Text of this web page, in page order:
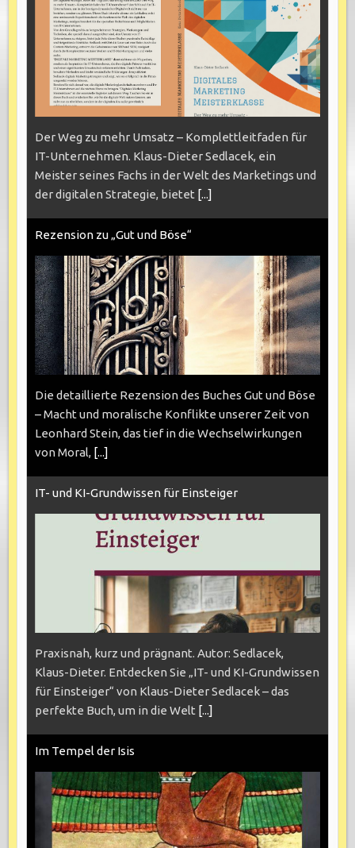
Der Weg zu mehr Umsatz – Komplettleitfaden für
IT-Unternehmen. Klaus-Dieter Sedlacek, ein
Meister seines Fachs in der Welt des Marketings und
der digitalen Strategie, bietet [...]
Rezension zu „Gut und Böse“
Die detaillierte Rezension des Buches Gut und Böse
– Macht und moralische Konflikte unserer Zeit von
Leonhard Stein, das tief in die Wechselwirkungen
von Moral, [...]
IT- und KI-Grundwissen für Einsteiger
Praxisnah, kurz und prägnant. Autor: Sedlacek,
Klaus-Dieter. Entdecken Sie „IT- und KI-Grundwissen
für Einsteiger“ von Klaus-Dieter Sedlacek – das
perfekte Buch, um in die Welt [...]
Im Tempel der Isis